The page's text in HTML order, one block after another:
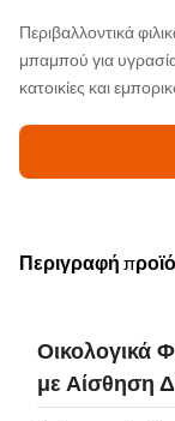
Περιβαλλοντικά
μπαμπού για
κατοικίες και
Περιγραφή
Οικολογικά
με Αίσθηση